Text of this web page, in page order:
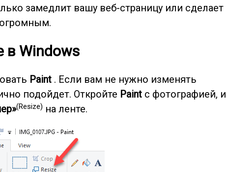
замедлит вашу веб-страницу или сделает
в Windows
Paint. Если вам не нужно изменять
подойдет. Откройте Paintс фотографией, и
(Resize) на ленте.